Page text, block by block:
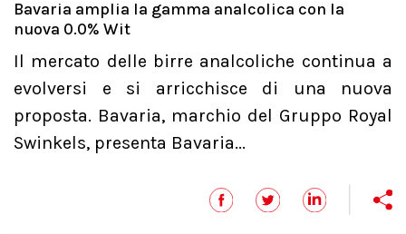
Bavaria amplia la gamma analcolica con la
nuova 0.0% Wit
Il mercato delle birre analcoliche continua a
evolversi e si arricchisce di una nuova
proposta. Bavaria, marchio del Gruppo Royal
Swinkels, presenta Bavaria...